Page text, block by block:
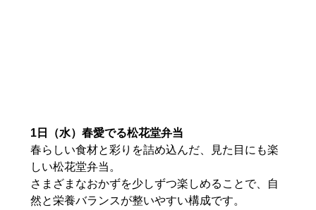
1日（水）春愛でる松花堂弁当
春らしい食材と彩りを詰め込んだ、見た目にも楽
しい松花堂弁当。
さまざまなおかずを少しずつ楽しめることで、自
然と栄養バランスが整いやすい構成です。